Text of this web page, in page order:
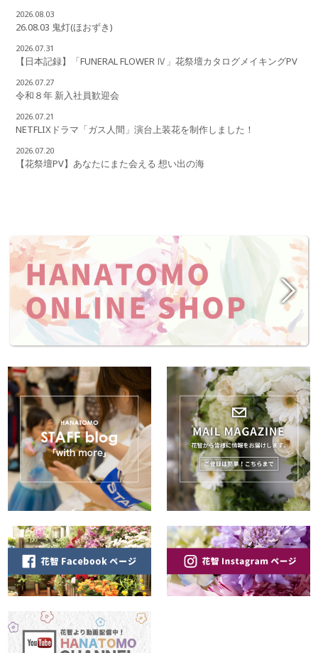
2026.08.03
26.08.03 鬼灯(ほおずき)
2026.07.31
【日本記録】「FUNERAL FLOWER Ⅳ」花祭壇カタログメイキングPV
2026.07.27
令和８年 新入社員歓迎会
2026.07.21
NETFLIXドラマ「ガス人間」演台上装花を制作しました！
2026.07.20
【花祭壇PV】あなたにまた会える 想い出の海